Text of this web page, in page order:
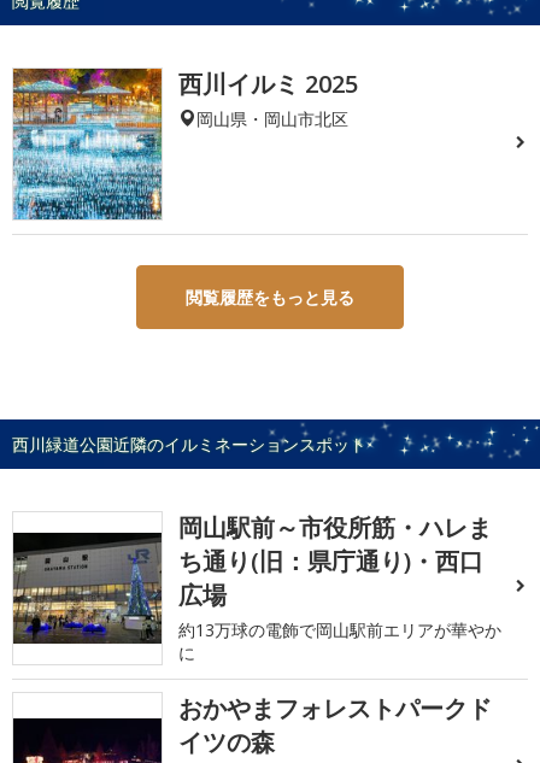
西川イルミ 2025
岡山県・岡山市北区
閲覧履歴をもっと見る
西川緑道公園近隣のイルミネーションスポット
岡山駅前～市役所筋・ハレま
ち通り(旧：県庁通り)・西口
広場
約13万球の電飾で岡山駅前エリアが華やか
に
おかやまフォレストパークド
イツの森